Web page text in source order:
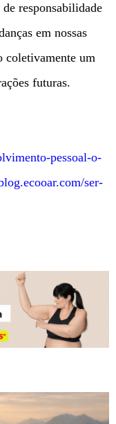
responsabilidade
em nossas
coletivamente um
futuras.
pessoal-o-
ser-